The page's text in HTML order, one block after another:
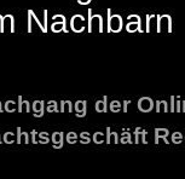
Nachbarn
der